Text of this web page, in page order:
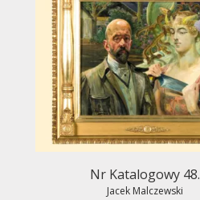
Nr Katalogowy 48.
Jacek Malczewski